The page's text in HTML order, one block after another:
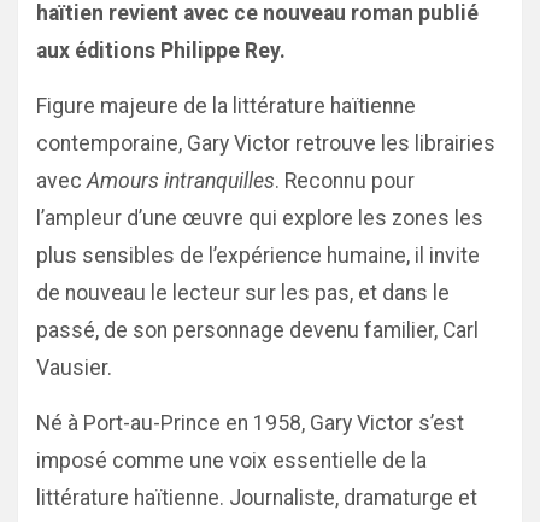
haïtien revient avec ce nouveau roman publié
aux éditions Philippe Rey.
Figure majeure de la littérature haïtienne
contemporaine, Gary Victor retrouve les librairies
avecAmours intranquilles. Reconnu pour
l’ampleur d’une œuvre qui explore les zones les
plus sensibles de l’expérience humaine, il invite
de nouveau le lecteur sur les pas, et dans le
passé, de son personnage devenu familier, Carl
Vausier.
Né à Port-au-Prince en 1958, Gary Victor s’est
imposé comme une voix essentielle de la
littérature haïtienne. Journaliste, dramaturge et